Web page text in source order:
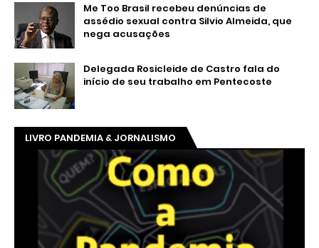
Me Too Brasil recebeu denúncias de
assédio sexual contra Silvio Almeida, que
nega acusações
Delegada Rosicleide de Castro fala do
início de seu trabalho em Pentecoste
LIVRO PANDEMIA & JORNALISMO